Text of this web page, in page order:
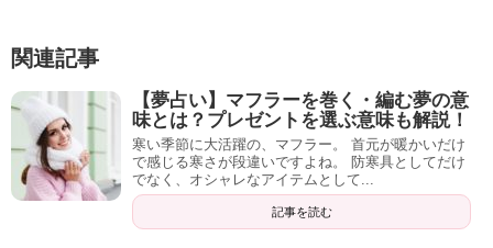
いった意味があります。
自分の置かれている状況を表す夢であることが多いため、
この夢を見た後は冷静に自分を見つめ直すと良い結果に繋
がるでしょう。
最後までご覧いただき、ありがとうございました。
関連記事
【夢占い】マフラーを巻く・編む夢の意
味とは？プレゼントを選ぶ意味も解説！
寒い季節に大活躍の、マフラー。 首元が暖かいだけ
で感じる寒さが段違いですよね。 防寒具としてだけ
でなく、オシャレなアイテムとして...
記事を読む